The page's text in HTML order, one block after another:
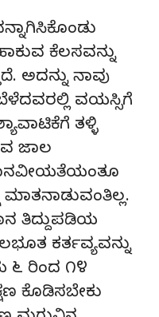
ಕೆಲಸವನ್ನು
ಅದನ್ನು ನಾವು
ಬೆಳೆದವರಲ್ಲಿ ವಯಸ್ಸಿಗೆ
ತಳ್ಳಿ
ಜಾಲ
ತಿದ್ದುಪಡಿಯ
ಕರ್ತವ್ಯವನ್ನು
೬ ರಿಂದ ೧೪
ಕೊಡಿಸಬೇಕು